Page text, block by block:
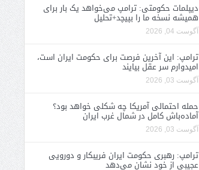
دیپلمات حکومتی: ترامپ می‌خواهد یک بار برای
همیشه نسخه ما را بپیچد+تحلیل
آگوست 04, 2026
ترامپ: این آخرین فرصت برای حکومت ایران است،
امیدوارم سر عقل بیایند
آگوست 03, 2026
حمله احتمالی آمریکا چه شکلی خواهد بود؟
آماده‌باش کامل در شمال غرب ایران
آگوست 03, 2026
ترامپ: رهبری حکومت ایران فریبکار و دورویی
عجیبی از خود نشان می‌دهد